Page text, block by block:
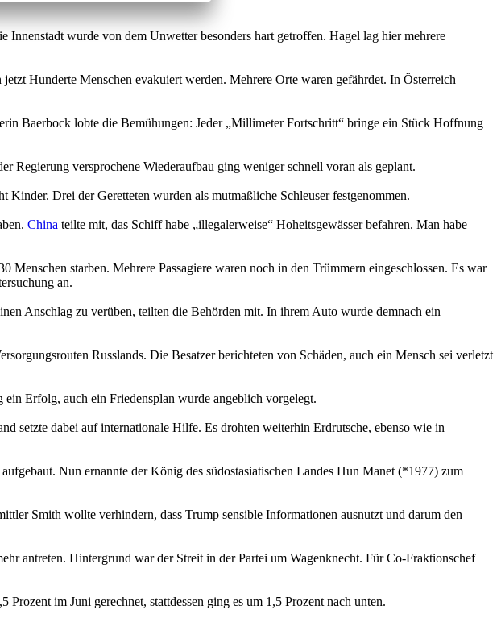
wurde von dem Unwetter besonders hart getroffen. Hagel lag hier mehrere
Hunderte Menschen evakuiert werden. Mehrere Orte waren gefährdet. In Österreich
Baerbock lobte die Bemühungen: Jeder „Millimeter Fortschritt“ bringe ein Stück Hoffnung
Regierung versprochene Wiederaufbau ging weniger schnell voran als geplant.
Kinder. Drei der Geretteten wurden als mutmaßliche Schleuser festgenommen.
China teilte mit, das Schiff habe „illegalerweise“ Hoheitsgewässer befahren. Man habe
starben. Mehrere Passagiere waren noch in den Trümmern eingeschlossen. Es war
an.
Anschlag zu verüben, teilten die Behörden mit. In ihrem Auto wurde demnach ein
Russlands. Die Besatzer berichteten von Schäden, auch ein Mensch sei verletzt
Erfolg, auch ein Friedensplan wurde angeblich vorgelegt.
setzte dabei auf internationale Hilfe. Es drohten weiterhin Erdrutsche, ebenso wie in
Nun ernannte der König des südostasiatischen Landes Hun Manet (*1977) zum
Smith wollte verhindern, dass Trump sensible Informationen ausnutzt und darum den
antreten. Hintergrund war der Streit in der Partei um Wagenknecht. Für Co-Fraktionschef
im Juni gerechnet, stattdessen ging es um 1,5 Prozent nach unten.